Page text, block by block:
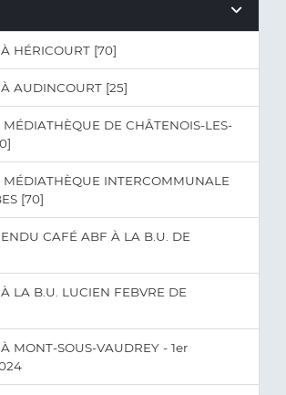
HÉRICOURT [70]
AUDINCOURT [25]
DE CHÂTENOIS-LES-
INTERCOMMUNALE
[70]
CAFÉ ABF À LA B.U. DE
LA B.U. LUCIEN FEBVRE DE
MONT-SOUS-VAUDREY - 1er